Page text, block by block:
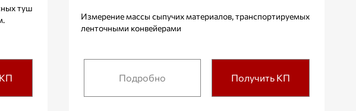
туш
Измерение массы сыпучих материалов, транспортируемых
ленточными конвейерами
Подробно Получить КП